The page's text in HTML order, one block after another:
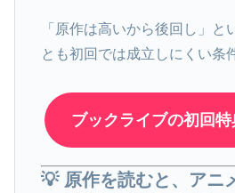
「原作は高いから後回し」と
とも初回では成立しにくい条
ブックライブの初回
💡 原作を読むと、アニ